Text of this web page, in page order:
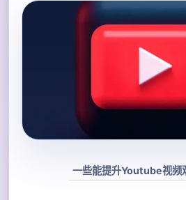
一些能提升Youtube视频